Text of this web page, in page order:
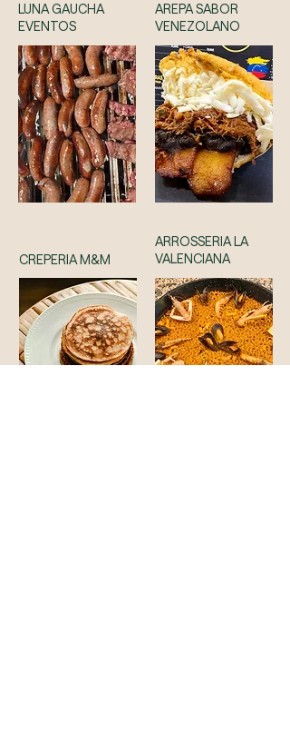
LUNA GAUCHA
EVENTOS
AREPA SABOR
VENEZOLANO
ARROSSERIA LA
VALENCIANA
CREPERIA M&M